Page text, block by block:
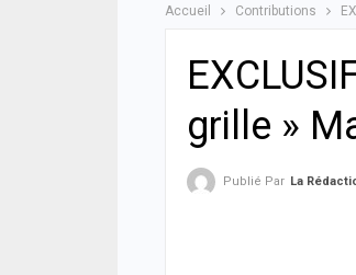
Accueil Contributions
grille »
Publié Par La Rédaction De La